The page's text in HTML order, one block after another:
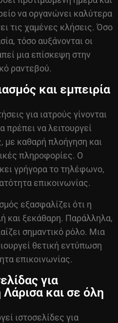
να οργανώνει καλύτερα
τις χαμένες κλήσεις. Όσο
τόσο αυξάνονται οι
μια επίσκεψη στην
ραντεβού.
και εμπειρία
για ιατρούς γίνονται
πρέπει να λειτουργεί
με καθαρή πλοήγηση και
πληροφορίες. Ο
γρήγορα το τηλέφωνο,
επικοινωνίας.
εξασφαλίζει ότι η
και ξεκάθαρη. Παράλληλα,
σημαντικό ρόλο. Μια
θετική εντύπωση
επικοινωνίας.
για
και σε όλη
ιστοσελίδες για